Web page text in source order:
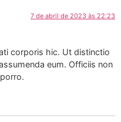
7 de abril de 2023 às 22:23
corporis hic. Ut distinctio
eum. Officiis non